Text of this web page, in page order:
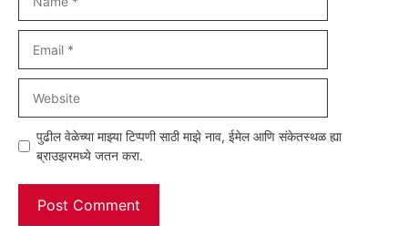
पुढील वेळेच्या माझ्या टिप्पणी साठी माझे नाव, ईमेल आणि संकेतस्थळ ह्या
ब्राउझरमध्ये जतन करा.